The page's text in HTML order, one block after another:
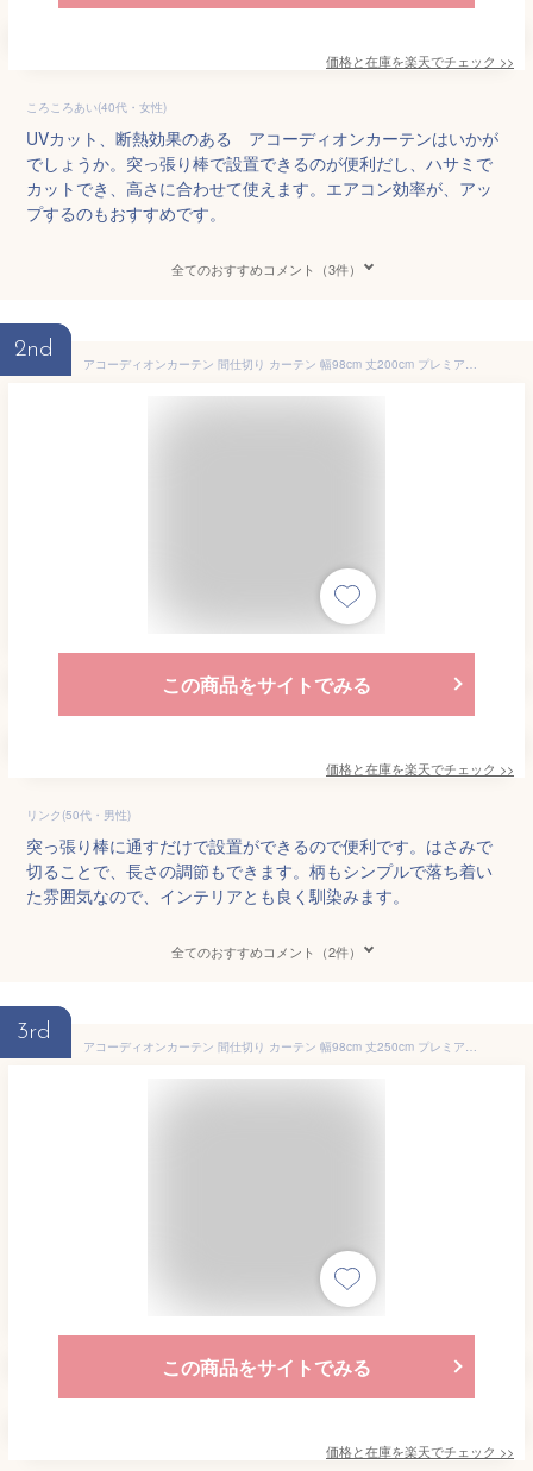
価格と在庫を楽天でチェック >>
ころころあい(40代・女性)
UVカット、断熱効果のある アコーディオンカーテンはいかが
でしょうか。突っ張り棒で設置できるのが便利だし、ハサミで
カットでき、高さに合わせて使えます。エアコン効率が、アッ
プするのもおすすめです。
全てのおすすめコメント（3件）
2nd
アコーディオンカーテン 間仕切り カーテン 幅98cm 丈200cm プレミアム 高密度生地 パタパタカーテン 階段カーテン 簡単 フリーカット 省エネ 目隠しカーテン リビング階段 冷房 暖房効率UP つっぱり棒での設置がおすすめ
この商品をサイトでみる
価格と在庫を楽天でチェック >>
リンク(50代・男性)
突っ張り棒に通すだけで設置ができるので便利です。はさみで
切ることで、長さの調節もできます。柄もシンプルで落ち着い
た雰囲気なので、インテリアとも良く馴染みます。
全てのおすすめコメント（2件）
3rd
アコーディオンカーテン 間仕切り カーテン 幅98cm 丈250cm プレミアム 高密度生地 階段カーテン パタパタカーテン 簡単 フリーカット 省エネ 目隠しカーテン リビング階段 冷房 暖房効率UP つっぱり棒での設置がおすすめ
この商品をサイトでみる
価格と在庫を楽天でチェック >>